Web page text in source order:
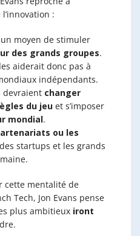
:
moyen de stimuler
des grands groupes.
aiderait donc pas à
indépendants.
devraient changer
du jeu et s’imposer
mondial.
ou les
startups et les grands
cette mentalité de
Tech, Jon Evans pense
plus ambitieux iront